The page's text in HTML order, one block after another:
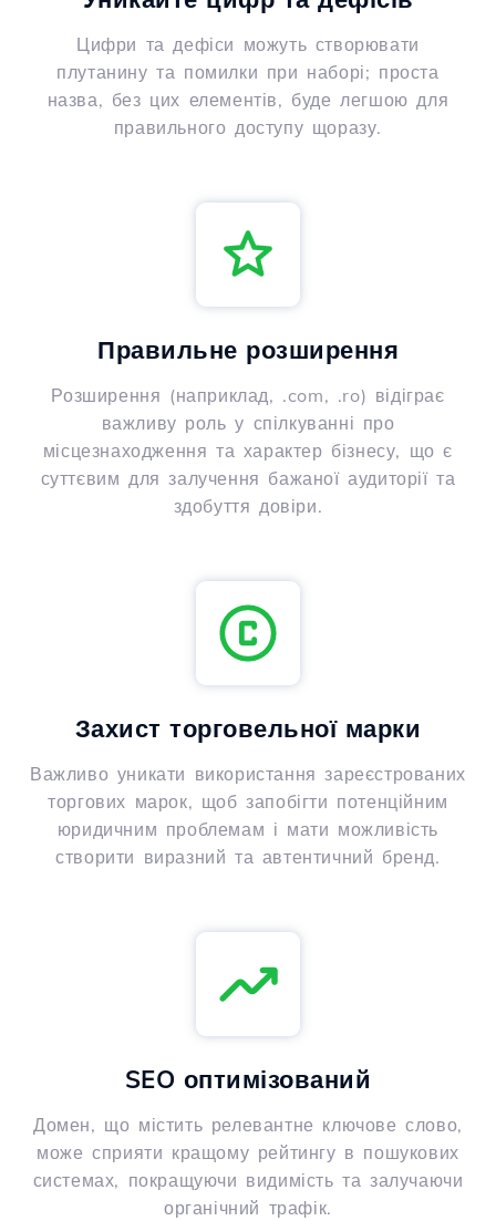
Цифри та дефіси можуть створювати
плутанину та помилки при наборі; проста
назва, без цих елементів, буде легшою для
правильного доступу щоразу.
Правильне розширення
Розширення (наприклад, .com, .ro) відіграє
важливу роль у спілкуванні про
місцезнаходження та характер бізнесу, що є
суттєвим для залучення бажаної аудиторії та
здобуття довіри.
Захист торговельної марки
Важливо уникати використання зареєстрованих
торгових марок, щоб запобігти потенційним
юридичним проблемам і мати можливість
створити виразний та автентичний бренд.
SEO оптимізований
Домен, що містить релевантне ключове слово,
може сприяти кращому рейтингу в пошукових
системах, покращуючи видимість та залучаючи
органічний трафік.